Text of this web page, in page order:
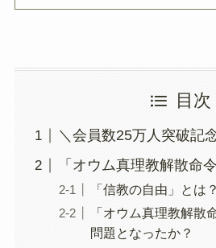
目次
＼会員数25万人突破記
「オウム真理教解散命
「信教の自由」とは？
「オウム真理教解散
問題となったか？